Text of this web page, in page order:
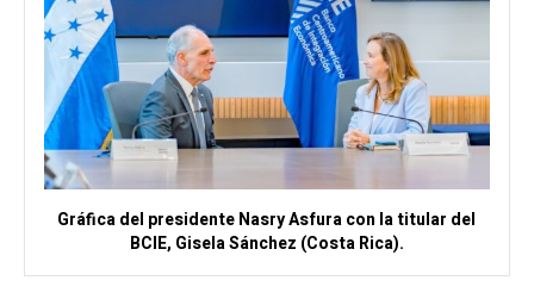
Gráfica del presidente Nasry Asfura con la titular del
BCIE, Gisela Sánchez (Costa Rica).